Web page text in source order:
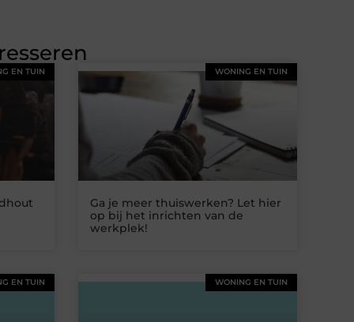
EN TUIN WONING EN TUIN
Ga je meer thuiswerken? Let hier
op bij het inrichten van de
werkplek!
EN TUIN WONING EN TUIN